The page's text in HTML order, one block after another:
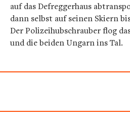
auf das Defreggerhaus
dann selbst auf seinen Skiern
Der Polizeihubschrauber flog
und die beiden Ungarn ins Tal.